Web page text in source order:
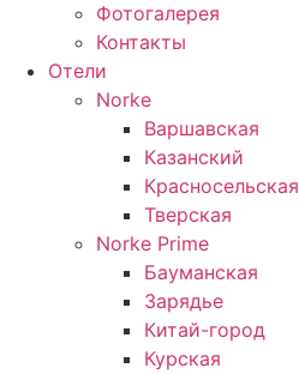
Фотогалерея
Контакты
Отели
Norke
Варшавская
Казанский
Красносельская
Тверская
Norke Prime
Бауманская
Зарядье
Китай-город
Курская